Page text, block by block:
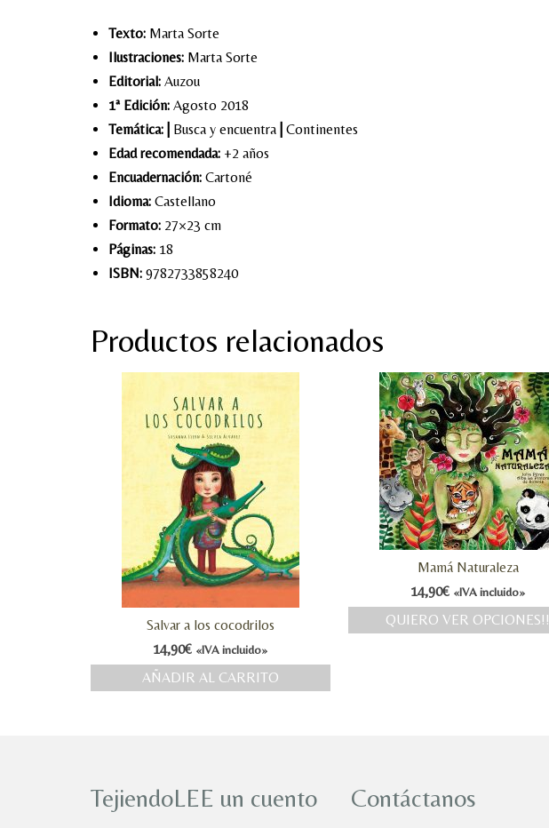
Texto: Marta Sorte
Ilustraciones: Marta Sorte
Editorial: Auzou
1ª Edición: Agosto 2018
Temática:
Busca y encuentra Continentes
Edad recomendada: +2 años
Encuadernación: Cartoné
Idioma: Castellano
Formato: 27×23 cm
Páginas: 18
ISBN: 9782733858240
Productos relacionados
Salvar a los cocodrilos
14,90€ «IVA incluido»
AÑADIR AL CARRITO
Mamá Naturaleza
14,90€ «IVA incluido»
QUIERO VER OPCIONES!!
TejiendoLEE un cuento Contáctanos